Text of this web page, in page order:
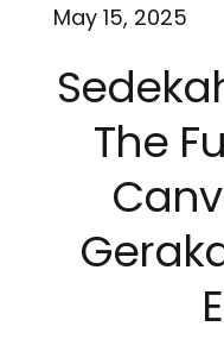
May 15, 2025
The